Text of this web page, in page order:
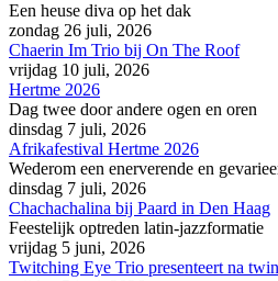
Een heuse diva op het dak
zondag 26 juli, 2026
Chaerin Im Trio bij On The Roof
vrijdag 10 juli, 2026
Hertme 2026
Dag twee door andere ogen en oren
dinsdag 7 juli, 2026
Afrikafestival Hertme 2026
Wederom een enerverende en
dinsdag 7 juli, 2026
Chachachalina bij Paard in Den Haag
Feestelijk optreden latin-jazzformatie
vrijdag 5 juni, 2026
Twitching Eye Trio presenteert na